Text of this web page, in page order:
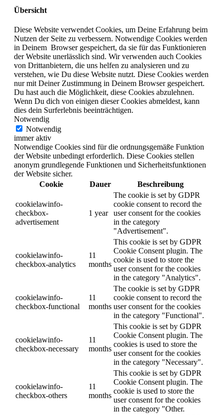
Übersicht
Diese Website verwendet Cookies, um Deine Erfahrung beim
Nutzen der Seite zu verbessern. Notwendige Cookies werden
in Deinem Browser gespeichert, da sie für das Funktionieren
der Website unerlässlich sind. Wir verwenden auch Cookies
von Drittanbietern, die uns helfen zu analysieren und zu
verstehen, wie Du diese Website nutzt. Diese Cookies werden
nur mit Deiner Zustimmung in Deinem Browser gespeichert.
Du hast auch die Möglichkeit, diese Cookies abzulehnen.
Wenn Du dich von einigen dieser Cookies abmeldest, kann
dies dein Surferlebnis beeinträchtigen.
Notwendig
Notwendig
immer aktiv
Notwendige Cookies sind für die ordnungsgemäße Funktion
der Website unbedingt erforderlich. Diese Cookies stellen
anonym grundlegende Funktionen und Sicherheitsfunktionen
der Website sicher.
Cookie
Dauer Beschreibung
cookielawinfo-
checkbox-
advertisement
1 year
The cookie is set by GDPR
cookie consent to record the
user consent for the cookies
in the category
"Advertisement".
cookielawinfo-
checkbox-analytics
11
months
This cookie is set by GDPR
Cookie Consent plugin. The
cookie is used to store the
user consent for the cookies
in the category "Analytics".
cookielawinfo-
checkbox-functional
11
months
The cookie is set by GDPR
cookie consent to record the
user consent for the cookies
in the category "Functional".
cookielawinfo-
checkbox-necessary
11
months
This cookie is set by GDPR
Cookie Consent plugin. The
cookies is used to store the
user consent for the cookies
in the category "Necessary".
cookielawinfo-
checkbox-others
11
months
This cookie is set by GDPR
Cookie Consent plugin. The
cookie is used to store the
user consent for the cookies
in the category "Other.